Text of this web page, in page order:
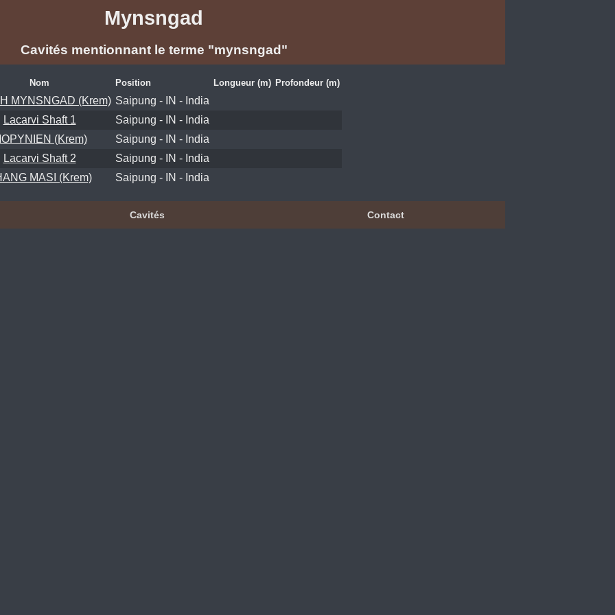
Mynsngad
Cavités mentionnant le terme "mynsngad"
Nom Position Longueur (m) Profondeur (m)
MYNSNGAD (Krem) Saipung - IN - India
Lacarvi Shaft 1
Saipung - IN - India
(Krem)
Saipung - IN - India
Lacarvi Shaft 2
Saipung - IN - India
MASI (Krem)
Saipung - IN - India
Cavités Contact